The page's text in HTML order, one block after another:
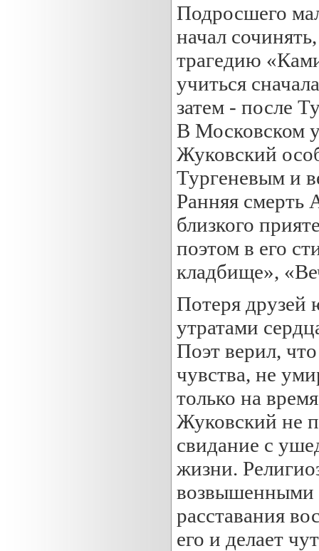
Подросшего
начал
трагедию
учиться
затем - после
В Московском
Жуковский
Тургеневым и
Ранняя смерть
близкого
поэтом в его
кладбище»,
Потеря друзей
утратами
Поэт верил,
чувства, не
только на
Жуковский не
свидание с
жизни.
возвышенными
расставания
его и делает